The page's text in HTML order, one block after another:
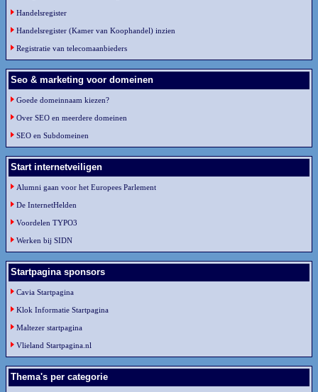
Handelsregister
Handelsregister (Kamer van Koophandel) inzien
Registratie van telecomaanbieders
Seo & marketing voor domeinen
Goede domeinnaam kiezen?
Over SEO en meerdere domeinen
SEO en Subdomeinen
Start internetveiligen
Alumni gaan voor het Europees Parlement
De InternetHelden
Voordelen TYPO3
Werken bij SIDN
Startpagina sponsors
Cavia Startpagina
Klok Informatie Startpagina
Maltezer startpagina
Vlieland Startpagina.nl
Thema's per categorie